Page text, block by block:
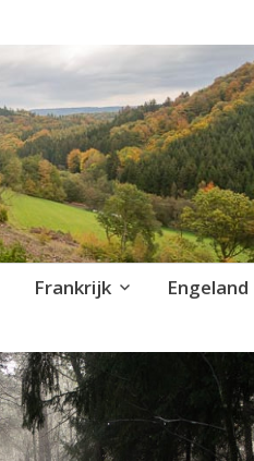
Frankrijk Engeland